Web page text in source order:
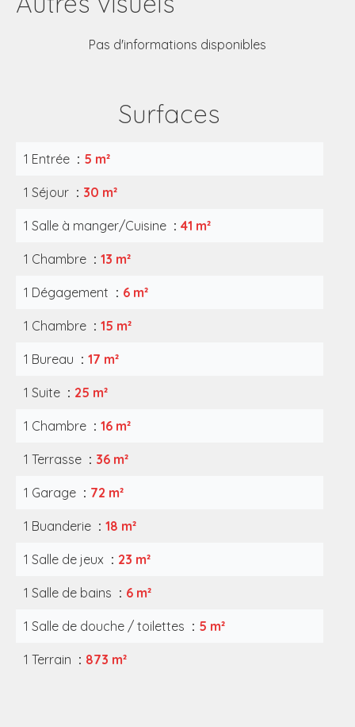
Pas d'informations disponibles
Surfaces
1 Entrée 5 m²
1 Séjour 30 m²
1 Salle à manger/Cuisine 41 m²
1 Chambre 13 m²
1 Dégagement 6 m²
1 Chambre 15 m²
1 Bureau 17 m²
1 Suite 25 m²
1 Chambre 16 m²
1 Terrasse 36 m²
1 Garage 72 m²
1 Buanderie 18 m²
1 Salle de jeux 23 m²
1 Salle de bains 6 m²
1 Salle de douche / toilettes 5 m²
1 Terrain 873 m²